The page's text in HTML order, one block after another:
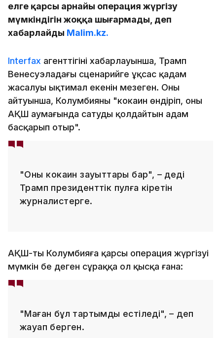
елге қарсы арнайы операция жүргізу
мүмкіндігін жоққа шығармады, деп
хабарлайды Malim.kz.
Interfax агенттігінің хабарлауынша, Трамп
Венесуэладағы сценарийге ұқсас қадам
жасалуы ықтимал екенін меңзеген. Оның
айтуынша, Колумбияны "кокаин өндіріп, оны
АҚШ аумағында сатуды қолдайтын адам
басқарып отыр".
"Оның кокаин зауыттары бар", – деді
Трамп президенттік пулға кіретін
журналистерге.
АҚШ-тың Колумбияға қарсы операция жүргізуі
мүмкін бе деген сұраққа ол қысқа ғана:
"Маған бұл тартымды естіледі", – деп
жауап берген.